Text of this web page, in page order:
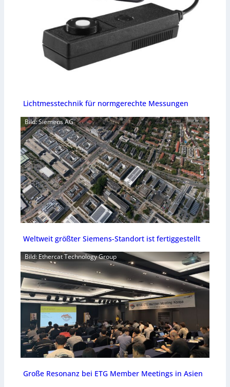
Lichtmesstechnik für normgerechte Messungen
Bild: Siemens AG
Weltweit größter Siemens-Standort ist fertiggestellt
Bild: Ethercat Technology Group
Große Resonanz bei ETG Member Meetings in Asien